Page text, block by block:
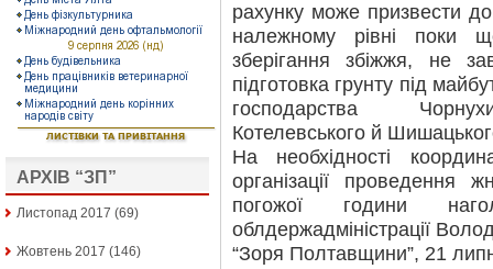
АРХІВ “ЗП”
Листопад 2017 (69)
Жовтень 2017 (146)
рахунку може призвести
належному рівні поки
зберігання збіжжя, не
підготовка грунту під
господарства
Котелевського й
На необхідності
організації проведення
погожої години
облдержадміністрації
“Зоря Полтавщини”, 21